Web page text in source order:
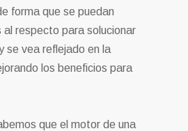
forma que se puedan
al respecto para solucionar
se vea reflejado en la
los beneficios para
que el motor de una